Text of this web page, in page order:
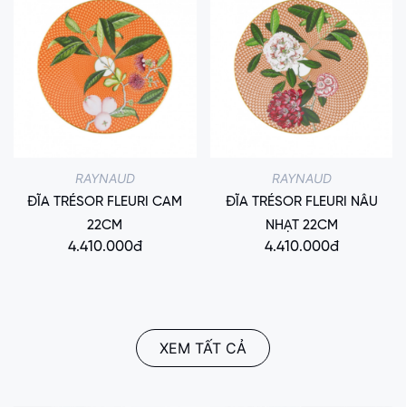
RAYNAUD
ĐĨA TRÉSOR FLEURI CAM
22CM
4.410.000đ
RAYNAUD
ĐĨA TRÉSOR FLEURI NÂU
NHẠT 22CM
4.410.000đ
XEM TẤT CẢ